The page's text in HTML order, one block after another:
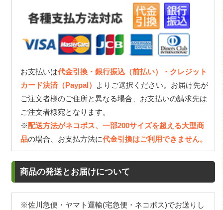
お支払いは代金引換・銀行振込（前払い）・クレジット
カード決済（Paypal）
よりご選択ください。お届け先が
ご注文者様のご住所と異なる場合、お支払いの請求先は
ご注文者様宛となります。
※配送方法がネコポス、一部200サイズを超える大型商
品の場合、お支払方法に代金引換はご利用できません。
商品の発送とお届けについて
※佐川急便・ヤマト運輸(宅急便・ネコポス)でお送りし